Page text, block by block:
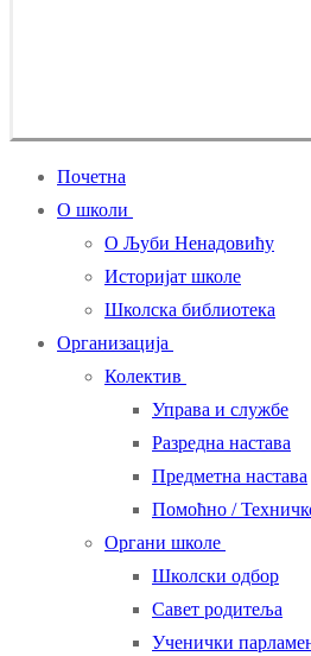
Почетна
О школи
О Љуби Ненадовићу
Историјат школе
Школска библиотека
Организација
Колектив
Управа и службе
Разредна настава
Предметна настава
Помоћно /
Органи школе
Школски одбор
Савет родитеља
Ученички